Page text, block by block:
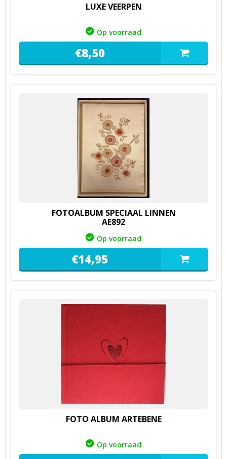
LUXE VEERPEN
Op voorraad
€8,50
FOTOALBUM SPECIAAL LINNEN
AE892
Op voorraad
€14,95
FOTO ALBUM ARTEBENE
Op voorraad